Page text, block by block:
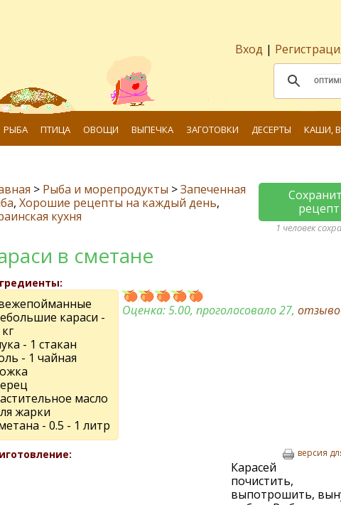
Вход |
РЫБА ПТИЦА ОВОЩИ ВЫПЕЧКА ЗАГОТОВКИ ДЕСЕРТЫ КАШИ,
> Рыба и морепродукты >Запеченная
, Хорошие рецепты на каждый день,
кухня
рецепт
1 человек
в сметане
караси -
- 1 стакан
- 1 чайная
масло
жарки
- 0.5 - 1 литр
Оценка:5.00, проголосовало 27,
версия
Карасей
почистить,
выпотрошить,